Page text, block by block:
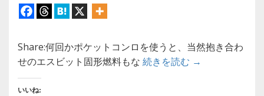
Share:何回かポケットコンロを使うと、当然抱き合わ
せのエスビット固形燃料もな 続きを読む 【固形燃料】エ
→
いいね: